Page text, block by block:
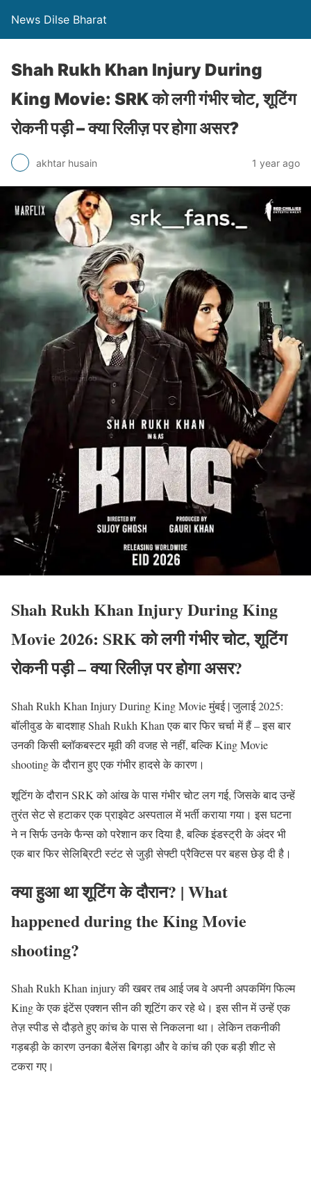
News Dilse Bharat
Shah Rukh Khan Injury During
King Movie: SRK को लगी गंभीर चोट, शूटिंग
रोकनी पड़ी – क्या रिलीज़ पर होगा असर?
akhtar husain 1 year ago
Shah Rukh Khan Injury During King
Movie 2026: SRK को लगी गंभीर चोट, शूटिंग
रोकनी पड़ी – क्या रिलीज़ पर होगा असर?
Shah Rukh Khan Injury During King Movie मुंबई | जुलाई 2025:
बॉलीवुड के बादशाह Shah Rukh Khan एक बार फिर चर्चा में हैं – इस बार
उनकी किसी ब्लॉकबस्टर मूवी की वजह से नहीं, बल्कि King Movie
shooting के दौरान हुए एक गंभीर हादसे के कारण।
शूटिंग के दौरान SRK को आंख के पास गंभीर चोट लग गई, जिसके बाद उन्हें
तुरंत सेट से हटाकर एक प्राइवेट अस्पताल में भर्ती कराया गया। इस घटना
ने न सिर्फ उनके फैन्स को परेशान कर दिया है, बल्कि इंडस्ट्री के अंदर भी
एक बार फिर सेलिब्रिटी स्टंट से जुड़ी सेफ्टी प्रैक्टिस पर बहस छेड़ दी है।
क्या हुआ था शूटिंग के दौरान? | What
happened during the King Movie
shooting?
Shah Rukh Khan injury की खबर तब आई जब वे अपनी अपकमिंग फिल्म
King के एक इंटेंस एक्शन सीन की शूटिंग कर रहे थे। इस सीन में उन्हें एक
तेज़ स्पीड से दौड़ते हुए कांच के पास से निकलना था। लेकिन तकनीकी
गड़बड़ी के कारण उनका बैलेंस बिगड़ा और वे कांच की एक बड़ी शीट से
टकरा गए।